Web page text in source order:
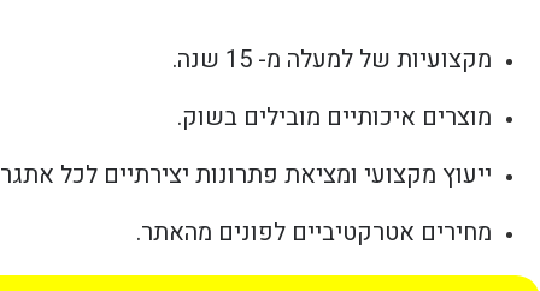
מקצועיות של למעלה מ- 15 שנה.
מוצרים איכותיים מובילים בשוק.
ייעוץ מקצועי ומציאת פתרונות יצירתיים לכל
מחירים אטרקטיביים לפונים מהאתר.